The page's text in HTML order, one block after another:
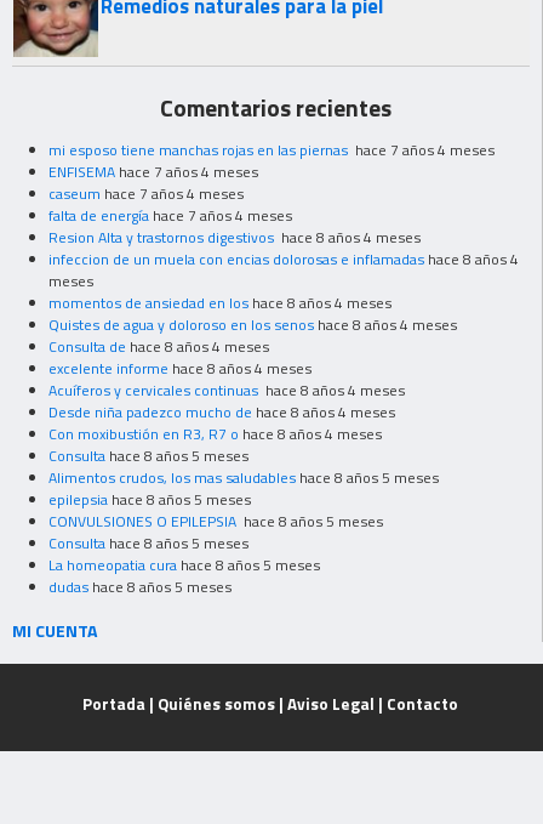
Remedios naturales para la piel
Comentarios recientes
mi esposo tiene manchas rojas en las piernas hace 7 años 4 meses
ENFISEMA hace 7 años 4 meses
caseum hace 7 años 4 meses
falta de energía hace 7 años 4 meses
Resion Alta y trastornos digestivos hace 8 años 4 meses
infeccion de un muela con encias dolorosas e inflamadas hace 8 años 4
meses
momentos de ansiedad en los hace 8 años 4 meses
Quistes de agua y doloroso en los senos hace 8 años 4 meses
Consulta de hace 8 años 4 meses
excelente informe hace 8 años 4 meses
Acuíferos y cervicales continuas hace 8 años 4 meses
Desde niña padezco mucho de hace 8 años 4 meses
Con moxibustión en R3, R7 o hace 8 años 4 meses
Consulta hace 8 años 5 meses
Alimentos crudos, los mas saludables hace 8 años 5 meses
epilepsia hace 8 años 5 meses
CONVULSIONES O EPILEPSIA hace 8 años 5 meses
Consulta hace 8 años 5 meses
La homeopatia cura hace 8 años 5 meses
dudas hace 8 años 5 meses
MI CUENTA
Portada | Quiénes somos| Aviso Legal | Contacto